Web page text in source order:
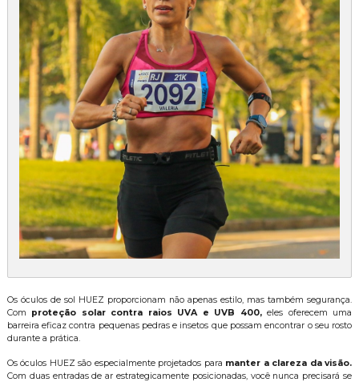
Lente Extra Huez Roxo Espelhado
De:
R$ 119,90 Por: R$ 101,90
Qtd: Adicionar na compra
Lente Extra Huez Dourado Espelhado
De: R$ 119,90 Por: R$ 101,90
Qtd: Adicionar na compra
Os óculos de sol HUEZ proporcionam não apenas estilo, mas também segurança.
Com proteção solar contra raios UVA e UVB 400,eles oferecem uma
barreira eficaz contra pequenas pedras e insetos que possam encontrar o seu rosto
durante a prática.
Os óculos HUEZ são especialmente projetados para manter a clareza da visão.
Com duas entradas de ar estrategicamente posicionadas, você nunca precisará se